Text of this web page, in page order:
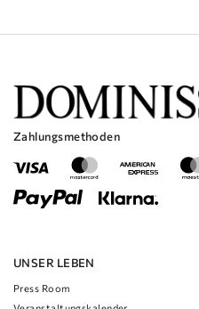
UNSER LEBEN
Press Room
Zahlungsmethoden